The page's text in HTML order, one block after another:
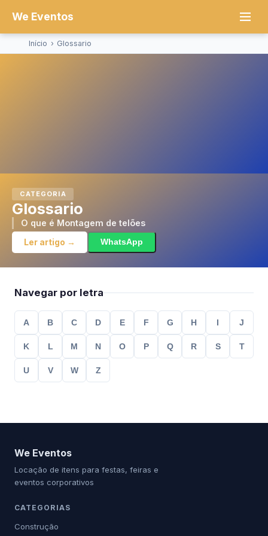
We Eventos
Início › Glossario
CATEGORIA
Glossario
O que é Montagem de telões
Ler artigo → WhatsApp
Navegar por letra
A B C D E F G H I J
K L M N O P Q R S T
U V W Z
We Eventos
Locação de itens para festas, feiras e
eventos corporativos
CATEGORIAS
Construção